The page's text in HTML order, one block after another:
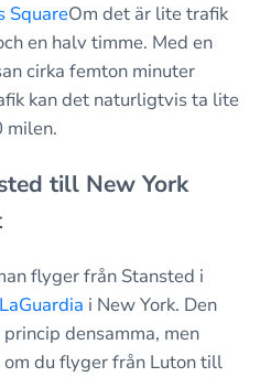
SquareOm det är lite trafik
en halv timme. Med en
cirka femton minuter
kan det naturligtvis ta lite
milen.
till New York
flyger från Stansted i
i New York. Den
densamma, men
du flyger från Luton till